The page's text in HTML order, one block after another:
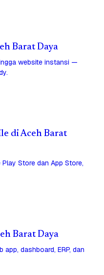
Barat Daya
website instansi —
di Aceh Barat
Store dan App Store,
Barat Daya
dashboard, ERP, dan